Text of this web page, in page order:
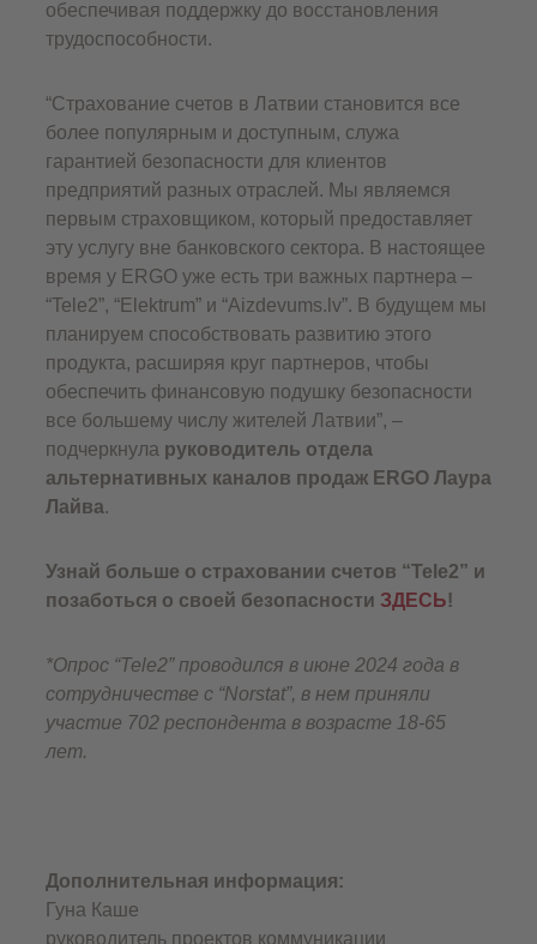
обеспечивая поддержку до восстановления
трудоспособности.
“Страхование счетов в Латвии становится все
более популярным и доступным, служа
гарантией безопасности для клиентов
предприятий разных отраслей. Мы являемся
первым страховщиком, который предоставляет
эту услугу вне банковского сектора. В настоящее
время у ERGO уже есть три важных партнера –
“Tele2”, “Elektrum” и “Aizdevums.lv”. В будущем мы
планируем способствовать развитию этого
продукта, расширяя круг партнеров, чтобы
обеспечить финансовую подушку безопасности
все большему числу жителей Латвии”, –
подчеркнула руководитель отдела
альтернативных каналов продаж ERGO Лаура
Лайва.
Узнай больше о страховании счетов “Tele2” и
позаботься о своей безопасности ЗДЕСЬ!
*Опрос “Tele2” проводился в июне 2024 года в
сотрудничестве с “Norstat”, в нем приняли
участие 702 респондента в возрасте 18-65
лет.
Дополнительная информация:
Гуна Каше
руководитель проектов коммуникации